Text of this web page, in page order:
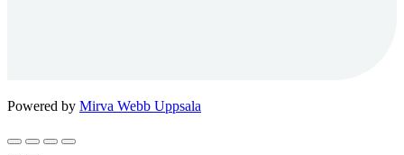
Powered by Mirva Webb Uppsala